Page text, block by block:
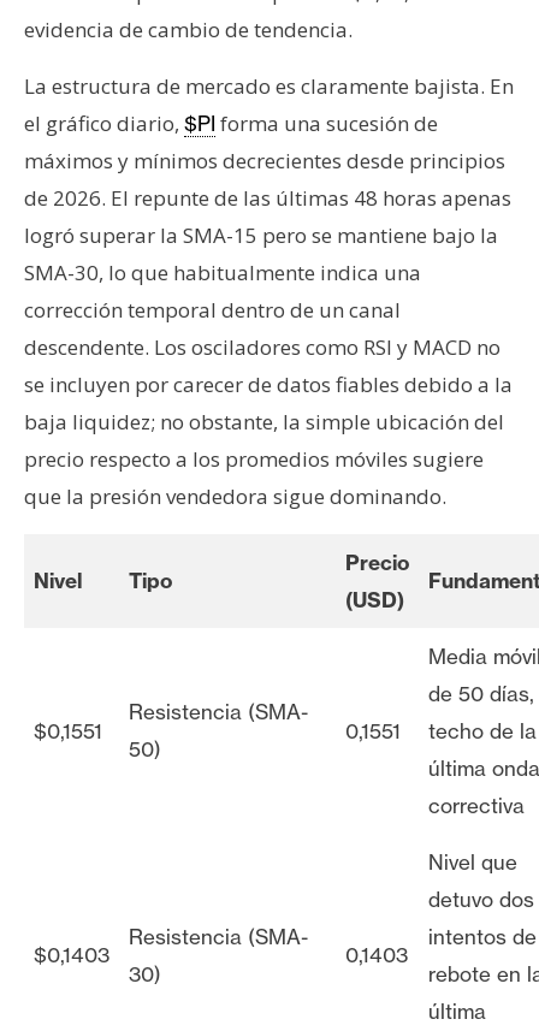
evidencia de cambio de tendencia.
La estructura de mercado es claramente bajista. En
el gráfico diario, $PI forma una sucesión de
máximos y mínimos decrecientes desde principios
de 2026. El repunte de las últimas 48 horas apenas
logró superar la SMA-15 pero se mantiene bajo la
SMA-30, lo que habitualmente indica una
corrección temporal dentro de un canal
descendente. Los osciladores como RSI y MACD no
se incluyen por carecer de datos fiables debido a la
baja liquidez; no obstante, la simple ubicación del
precio respecto a los promedios móviles sugiere
que la presión vendedora sigue dominando.
Nivel Tipo
Precio
(USD)
$0,1551
Resistencia (SMA-
50)
0,1551
Media
de 50 días,
techo de la
última onda
correctiva
$0,1403
Resistencia (SMA-
30)
0,1403
Nivel que
detuvo dos
intentos de
rebote en
última